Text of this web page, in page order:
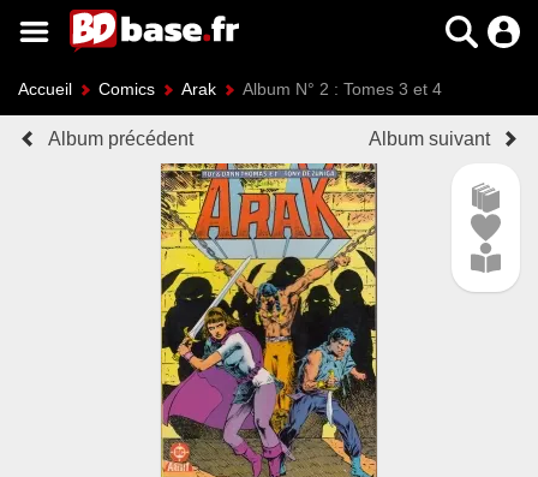
Accueil Comics Arak Album N° 2 : Tomes 3 et 4
Album précédent Album suivant